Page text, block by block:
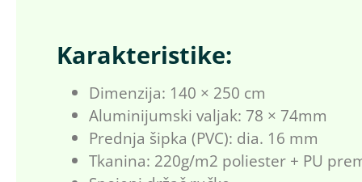
Karakteristike:
Dimenzija: 140 × 250 cm
Aluminijumski valjak: 78 × 74mm
Prednja šipka (PVC): dia. 16 mm
Tkanina: 220g/m2 poliester + PU